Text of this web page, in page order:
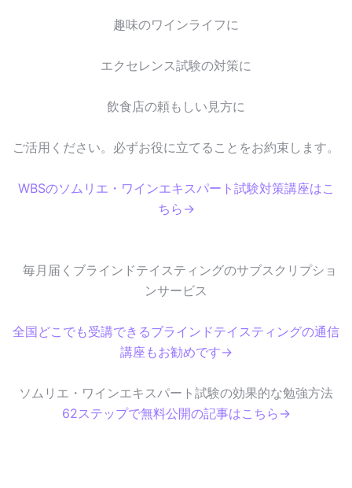
趣味のワインライフに
エクセレンス試験の対策に
飲食店の頼もしい見方に
ご活用ください。必ずお役に立てることをお約束します。
WBSのソムリエ・ワインエキスパート試験対策講座はこ
ちら→
毎月届くブラインドテイスティングのサブスクリプショ
ンサービス
全国どこでも受講できるブラインドテイスティングの通信
講座もお勧めです→
ソムリエ・ワインエキスパート試験の効果的な勉強方法
62ステップで無料公開の記事はこちら→